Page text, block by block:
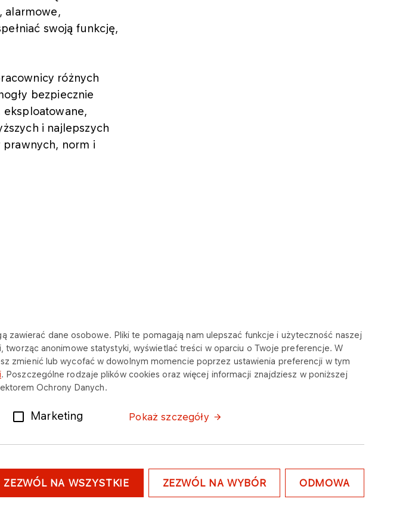
dane osobowe. Pliki te pomagają nam ulepszać funkcje i użyteczność naszej
anonimowe statystyki, wyświetlać treści w oparciu o Twoje preferencje. W
zmienić lub wycofać w dowolnym momencie poprzez ustawienia preferencji w tym
. Poszczególne rodzaje plików cookies oraz więcej informacji znajdziesz w poniższej
Ochrony Danych.
Marketing Pokaż szczegóły
ZEZWÓL NA WSZYSTKIE ZEZWÓL NA WYBÓR ODMOWA
alarmowe,
swoją funkcję,
różnych
bezpiecznie
eksploatowane,
i najlepszych
prawnych, norm i
Aktualności
osobowe